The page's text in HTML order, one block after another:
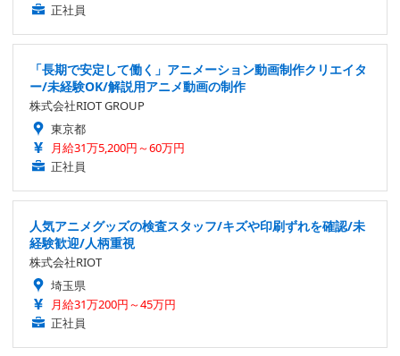
正社員
「長期で安定して働く」アニメーション動画制作クリエイタ
ー/未経験OK/解説用アニメ動画の制作
株式会社RIOT GROUP
東京都
月給31万5,200円～60万円
正社員
人気アニメグッズの検査スタッフ/キズや印刷ずれを確認/未
経験歓迎/人柄重視
株式会社RIOT
埼玉県
月給31万200円～45万円
正社員